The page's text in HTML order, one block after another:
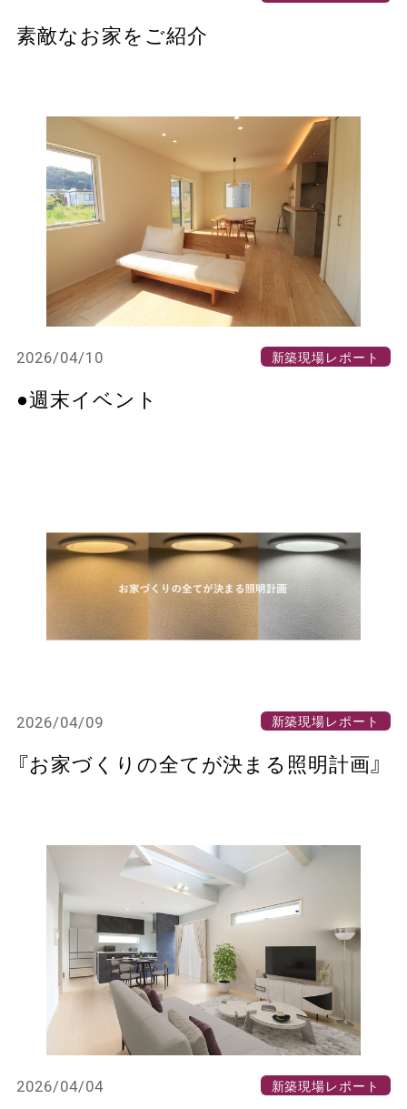
素敵なお家をご紹介
2026/04/10 新築現場レポート
●週末イベント
2026/04/09 新築現場レポート
『お家づくりの全てが決まる照明計画』
2026/04/04 新築現場レポート